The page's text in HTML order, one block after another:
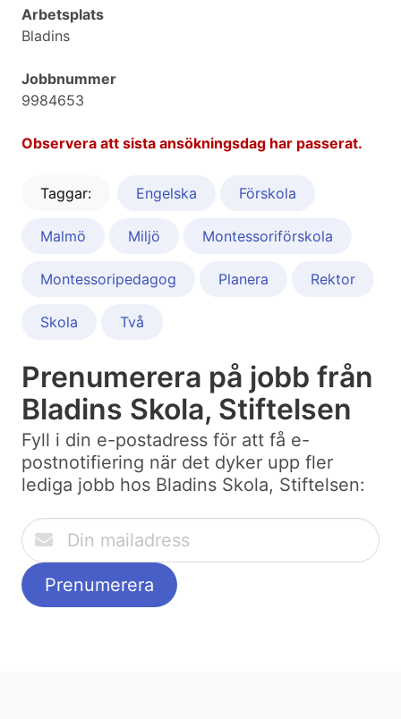
Arbetsplats
Bladins
Jobbnummer
9984653
Observera att sista ansökningsdag har passerat.
Taggar: Engelska Förskola
Malmö Miljö Montessoriförskola
Montessoripedagog Planera Rektor
Skola Två
Prenumerera på jobb från
Bladins Skola, Stiftelsen
Fyll i din e-postadress för att få e-
postnotifiering när det dyker upp fler
lediga jobb hos Bladins Skola, Stiftelsen: